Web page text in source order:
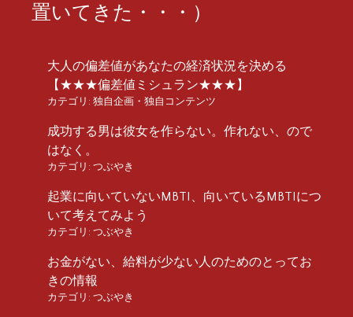
置いてきた・・・）
大人の偏差値があなたの経済状況を決める
【★★★偏差値ミシュラン★★★】
カテゴリ: 独自企画・独自コンテンツ
成功する男は彼女を作らない。作れない、ので
はなく。
カテゴリ: つぶやき
起業に向いていないMBTI、向いているMBTIにつ
いて考えてみよう
カテゴリ: つぶやき
お金がない、給料が少ない人のためのとってお
きの情報
カテゴリ: つぶやき